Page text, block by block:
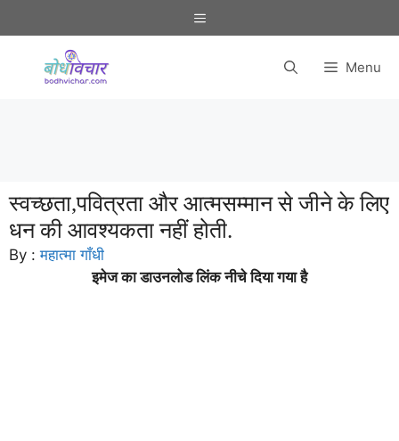
to
Menu
Menu
स्वच्छता,पवित्रता और आत्मसम्मान से जीने के लिए
धन की आवश्यकता नहीं होती.
By :महात्मा गाँधी
इमेज का डाउनलोड लिंक नीचे दिया गया है